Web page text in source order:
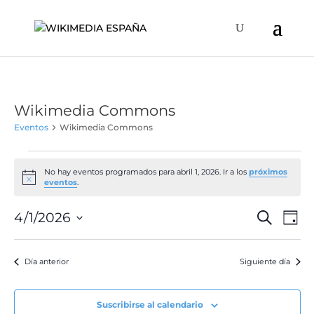
Wikimedia Commons
Eventos Wikimedia Commons
en
1,
Aviso
No hay eventos programados para abril 1, 2026. Ir a los próximos
eventos.
de
y
vistas
Buscar
de
de
Día
4/1/2026
fecha.
Día anterior Siguiente día
Suscribirse al calendario